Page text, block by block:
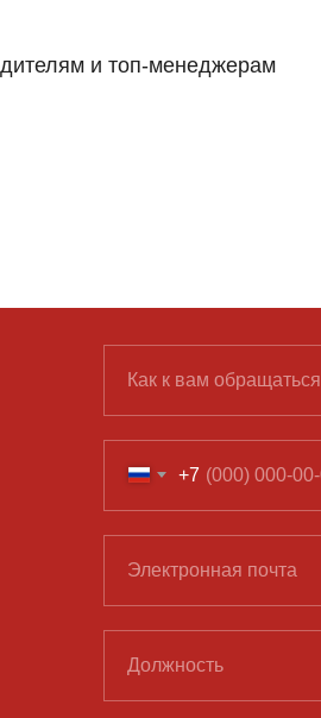
и топ-менеджерам
Как к вам обращаться
+7
Электронная почта
Должность